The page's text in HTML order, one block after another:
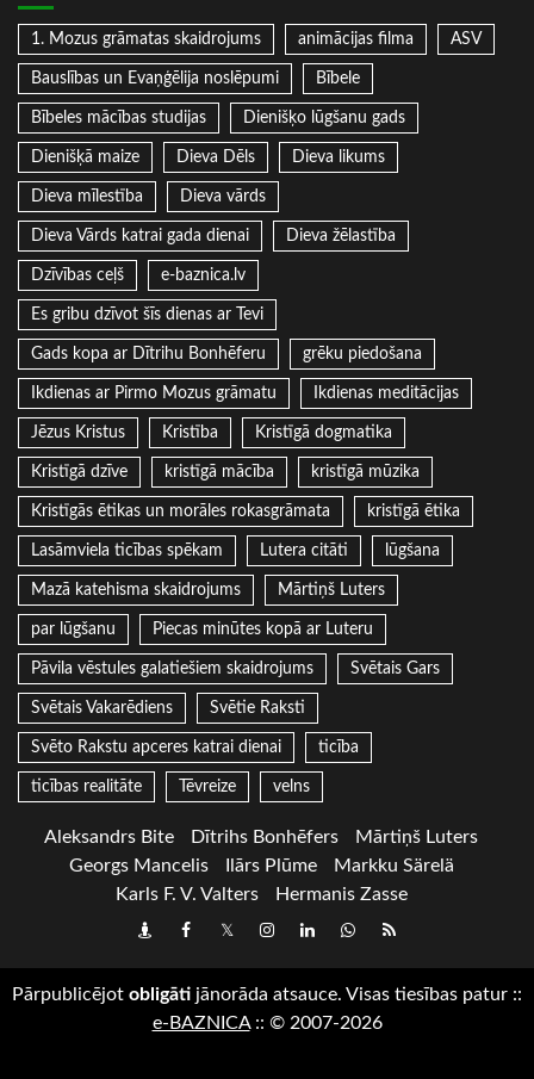
1. Mozus grāmatas skaidrojums animācijas filma ASV
Bauslības un Evaņģēlija noslēpumi Bībele
Bībeles mācības studijas Dienišķo lūgšanu gads
Dienišķā maize Dieva Dēls Dieva likums
Dieva mīlestība Dieva vārds
Dieva Vārds katrai gada dienai Dieva žēlastība
Dzīvības ceļš e-baznica.lv
Es gribu dzīvot šīs dienas ar Tevi
Gads kopa ar Dītrihu Bonhēferu grēku piedošana
Ikdienas ar Pirmo Mozus grāmatu Ikdienas meditācijas
Jēzus Kristus Kristība Kristīgā dogmatika
Kristīgā dzīve kristīgā mācība kristīgā mūzika
Kristīgās ētikas un morāles rokasgrāmata kristīgā ētika
Lasāmviela ticības spēkam Lutera citāti lūgšana
Mazā katehisma skaidrojums Mārtiņš Luters
par lūgšanu Piecas minūtes kopā ar Luteru
Pāvila vēstules galatiešiem skaidrojums Svētais Gars
Svētais Vakarēdiens Svētie Raksti
Svēto Rakstu apceres katrai dienai ticība
ticības realitāte Tēvreize velns
Aleksandrs Bite Dītrihs Bonhēfers
Mārtiņš Luters
Georgs Mancelis
Ilārs Plūme
Markku Särelä
Karls F. V. Valters
Hermanis Zasse
DraugiemFacebook
TwitterInstagram
LinkedInwhatsapp
RSS
Pārpublicējot obligāti jānorāda atsauce. Visas tiesības patur ::
e-BAZNICA:: © 2007-2026